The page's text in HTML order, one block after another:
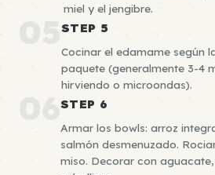
miel y el jengibre.
05STEP 5
Cocinar el edamame según
paquete (generalmente 3-4
hirviendo o microondas).
06STEP 6
Armar los bowls: arroz
salmón desmenuzado.
miso. Decorar con